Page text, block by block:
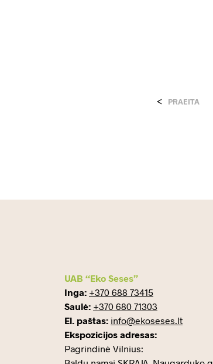
< PRAEITA
UAB “Eko Seses”
Inga: +370 688 73415
Saulė: +370 680 71303
El. paštas: info@ekoseses.lt
Ekspozicijos adresas:
Pagrindinė Vilnius: